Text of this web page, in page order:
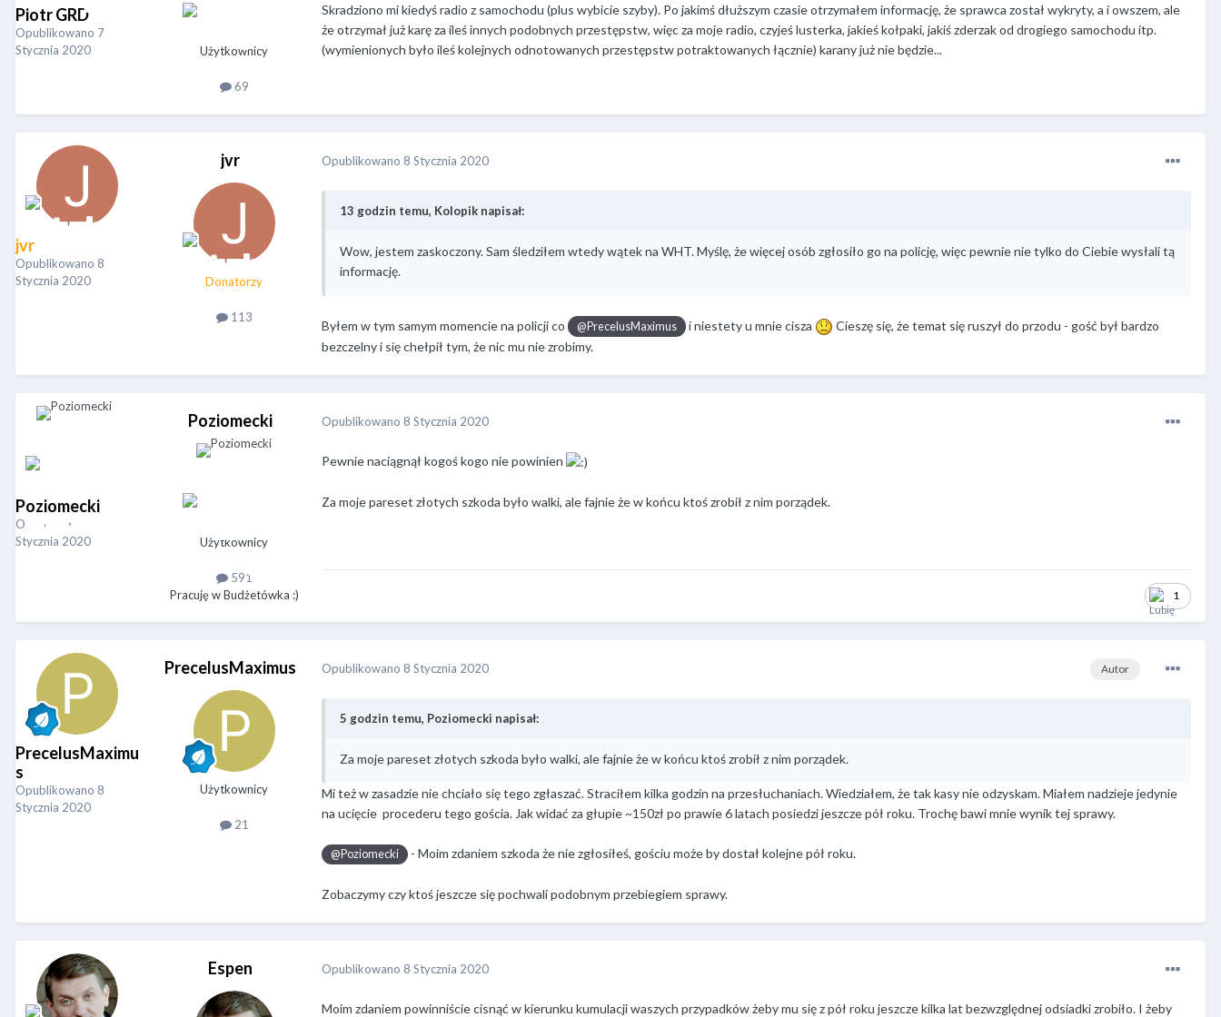
Piotr GRD
Opublikowano 7
Stycznia 2020
Użytkownicy
69
Skradziono mi kiedyś radio z samochodu (plus wybicie szyby). Po jakimś dłuższym czasie otrzymałem informację, że sprawca został wykryty, a i owszem, ale
że otrzymał już karę za ileś innych podobnych przestępstw, więc za moje radio, czyjeś lusterka, jakieś kołpaki, jakiś zderzak od drogiego samochodu itp.
(wymienionych było ileś kolejnych odnotowanych przestępstw potraktowanych łącznie) karany już nie będzie...
jvr
Opublikowano 8
Stycznia 2020
jvr
Donatorzy
113
Opublikowano 8 Stycznia 2020
13 godzin temu, Kolopik napisał:
Wow, jestem zaskoczony. Sam śledziłem wtedy wątek na WHT. Myślę, że więcej osób zgłosiło go na policję, więc pewnie nie tylko do Ciebie wysłali tą
informację.
Byłem w tym samym momencie na policji co @PrecelusMaximus i niestety u mnie cisza
Cieszę się, że temat się ruszył do przodu - gość był bardzo
bezczelny i się chełpił tym, że nic mu nie zrobimy.
Poziomecki
Opublikowano
Stycznia 2020
Poziomecki
Użytkownicy
591
Pracuję w Budżetówka :)
Opublikowano 8 Stycznia 2020
Pewnie naciągnął kogoś kogo nie powinien
Za moje pareset złotych szkoda było walki, ale fajnie że w końcu ktoś zrobił z nim porządek.
1
PrecelusMaximu
s
Opublikowano 8
Stycznia 2020
PrecelusMaximus
Użytkownicy
21
Autor
Opublikowano 8 Stycznia 2020
5 godzin temu, Poziomecki napisał:
Za moje pareset złotych szkoda było walki, ale fajnie że w końcu ktoś zrobił z nim porządek.
Mi też w zasadzie nie chciało się tego zgłaszać. Straciłem kilka godzin na przesłuchaniach. Wiedziałem, że tak kasy nie odzyskam. Miałem nadzieje jedynie
na ucięcie procederu tego gościa. Jak widać za głupie ~150zł po prawie 6 latach posiedzi jeszcze pół roku. Trochę bawi mnie wynik tej sprawy.
@Poziomecki - Moim zdaniem szkoda że nie zgłosiłeś, gościu może by dostał kolejne pół roku.
Zobaczymy czy ktoś jeszcze się pochwali podobnym przebiegiem sprawy.
Espen Opublikowano 8 Stycznia 2020
Moim zdaniem powinniście cisnąć w kierunku kumulacji waszych przypadków żeby mu się z pół roku jeszcze kilka lat bezwzględnej odsiadki zrobiło. I żeby